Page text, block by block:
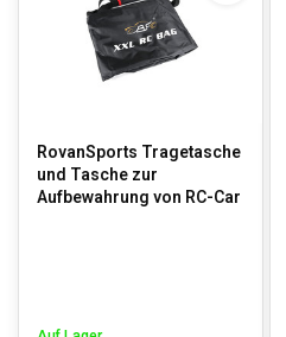
RovanSports Tragetasche
und Tasche zur
Aufbewahrung von RC-Car